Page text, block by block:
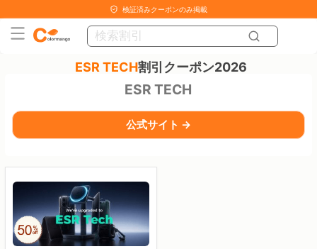
検証済みクーポンのみ掲載
ESR TECH割引クーポン2026
ESR TECH
公式サイト →